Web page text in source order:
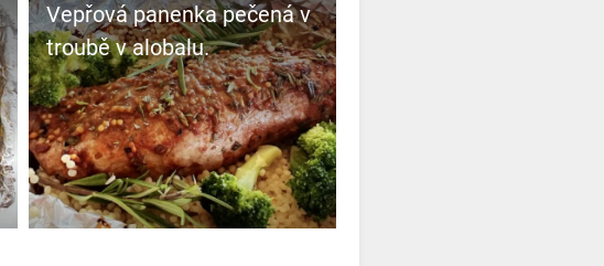
Vepřová panenka pečená v
troubě v alobalu.